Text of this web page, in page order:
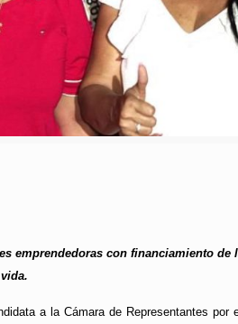
emprendedoras con financiamiento de
a la Cámara de Representantes por